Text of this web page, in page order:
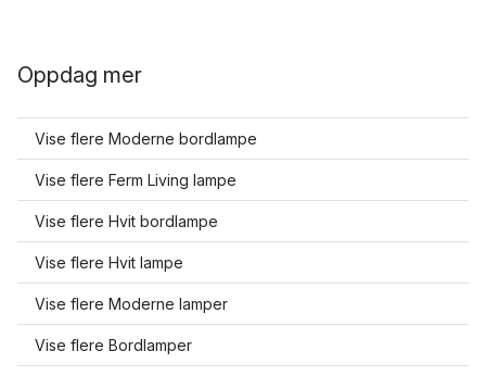
Oppdag mer
Vise flere Moderne bordlampe
Vise flere Ferm Living lampe
Vise flere Hvit bordlampe
Vise flere Hvit lampe
Vise flere Moderne lamper
Vise flere Bordlamper